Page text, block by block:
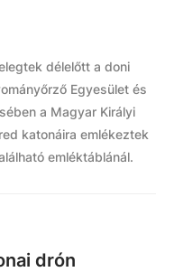
délelőtt a doni
Egyesület és
a Magyar Királyi
katonáira emlékeztek
emléktáblánál.
drón